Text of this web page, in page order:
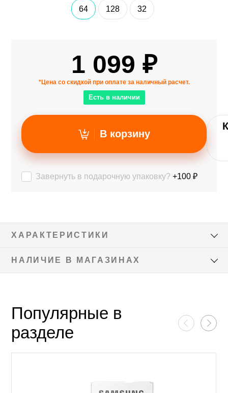
64 128 32
1 099 ₽
*Цена со скидкой при оплате за наличный расчет.
Есть в наличии
В корзину
Завернуть в подарочную упаковку? +100 ₽
ХАРАКТЕРИСТИКИ
НАЛИЧИЕ В МАГАЗИНАХ
Популярные в
разделе